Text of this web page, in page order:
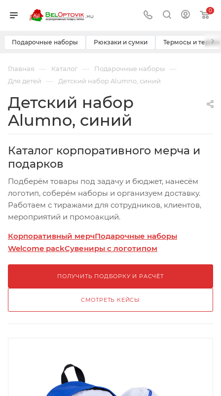
0
Подарочные наборы Рюкзаки и сумки Термосы и ›
Главная — Каталог — Подарочные наборы —
Для детей — Детский набор Alumno, синий
Детский набор
Alumno, синий
Каталог корпоративного мерча и
подарков
Подберём товары под задачу и бюджет, нанесём
логотип, соберём наборы и организуем доставку.
Работаем с тиражами для сотрудников, клиентов,
мероприятий и промоакций.
Корпоративный мерчПодарочные наборы
Welcome packСувениры с логотипом
ПОЛУЧИТЬ ПОДБОРКУ И РАСЧЁТ
СМОТРЕТЬ КЕЙСЫ